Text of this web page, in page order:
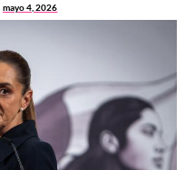
mayo 4, 2026